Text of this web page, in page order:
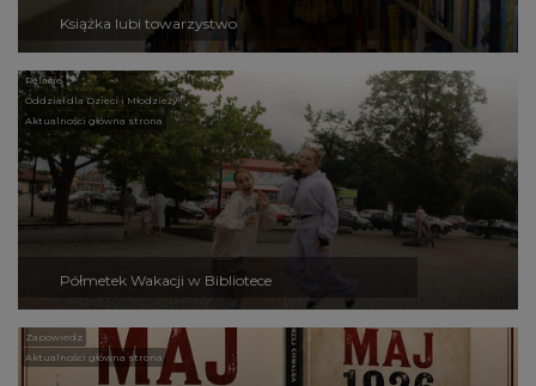
Książka lubi towarzystwo
Półmetek Wakacji w Bibliotece
Relacje
Oddział dla Dzieci i Młodzieży
Aktualności główna strona
Zapowiedz
Aktualności główna strona